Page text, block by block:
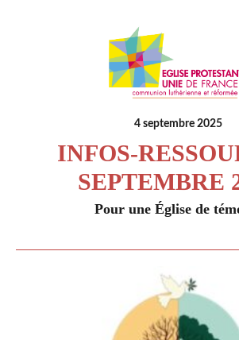
4 septembre 2025
INFOS-
SEPTEMBRE
Pour une Église de